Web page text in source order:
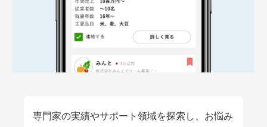
AgriweBダイレクトメッセージ
専門家の実績やサポート領域を探索し、お悩み